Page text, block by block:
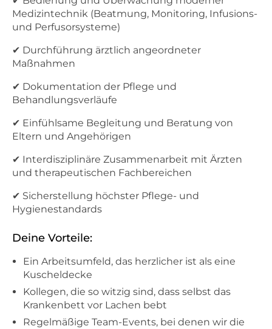
Medizintechnik (Beatmung, Monitoring, Infusions-
und Perfusorsysteme)
✔ Durchführung ärztlich angeordneter
Maßnahmen
✔ Dokumentation der Pflege und
Behandlungsverläufe
✔ Einfühlsame Begleitung und Beratung von
Eltern und Angehörigen
✔ Interdisziplinäre Zusammenarbeit mit Ärzten
und therapeutischen Fachbereichen
✔ Sicherstellung höchster Pflege- und
Hygienestandards
Deine Vorteile:
Ein Arbeitsumfeld, das herzlicher ist als eine
Kuscheldecke
Kollegen, die so witzig sind, dass selbst das
Krankenbett vor Lachen bebt
Regelmäßige Team-Events, bei denen wir die